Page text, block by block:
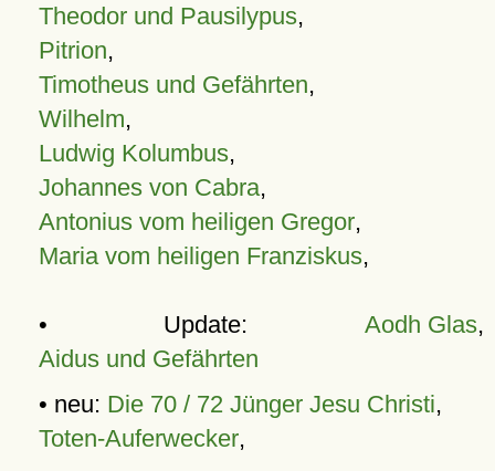
Theodor und Pausilypus,
Pitrion,
Timotheus und Gefährten,
Wilhelm,
Ludwig Kolumbus,
Johannes von Cabra,
Antonius vom heiligen Gregor,
Maria vom heiligen Franziskus,
• Update: Aodh Glas,
Aidus und Gefährten
• neu: Die 70 / 72 Jünger Jesu Christi,
Toten-Auferwecker,